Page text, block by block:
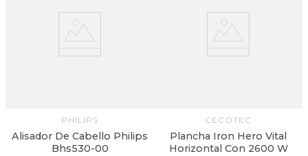
PHILIPS
Alisador De Cabello Philips
Bhs530-00
CECOTEC
Plancha Iron Hero Vital
Horizontal Con 2600 W